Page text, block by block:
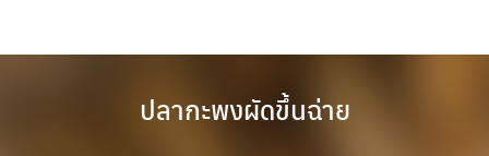
ปลากะพงผัดขึ้นฉ่าย